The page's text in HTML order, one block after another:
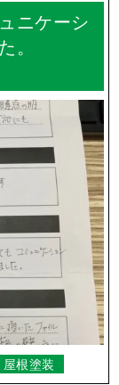
ニケーシ
。
屋根塗装